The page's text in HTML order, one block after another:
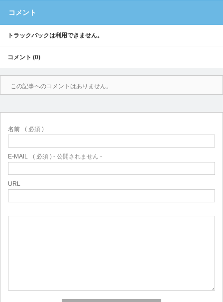
コメント
トラックバックは利用できません。
コメント (0)
この記事へのコメントはありません。
名前 ( 必須 )
E-MAIL ( 必須 ) - 公開されません -
URL